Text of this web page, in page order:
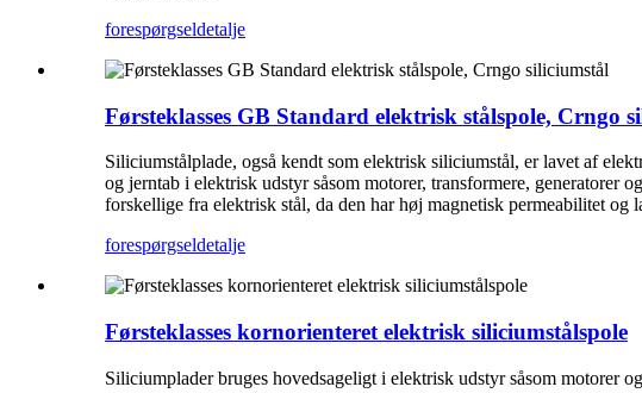
forespørgseldetalje
Førsteklasses GB Standard elektrisk stålspole, Crngo
Siliciumstålplade, også kendt som elektrisk siliciumstål, er lavet af
og jerntab i elektrisk udstyr såsom motorer, transformere, generatorer
forskellige fra elektrisk stål, da den har høj magnetisk permeabilitet
forespørgseldetalje
Førsteklasses kornorienteret elektrisk siliciumstålspole
Siliciumplader bruges hovedsageligt i elektrisk udstyr såsom motorer